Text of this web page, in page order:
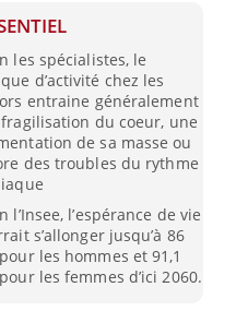
les spécialistes, le
d’activité chez les
entraine généralement
du coeur, une
de sa masse ou
des troubles du rythme
l’Insee, l’espérance de vie
s’allonger jusqu’à 86
les hommes et 91,1
les femmes d’ici 2060.